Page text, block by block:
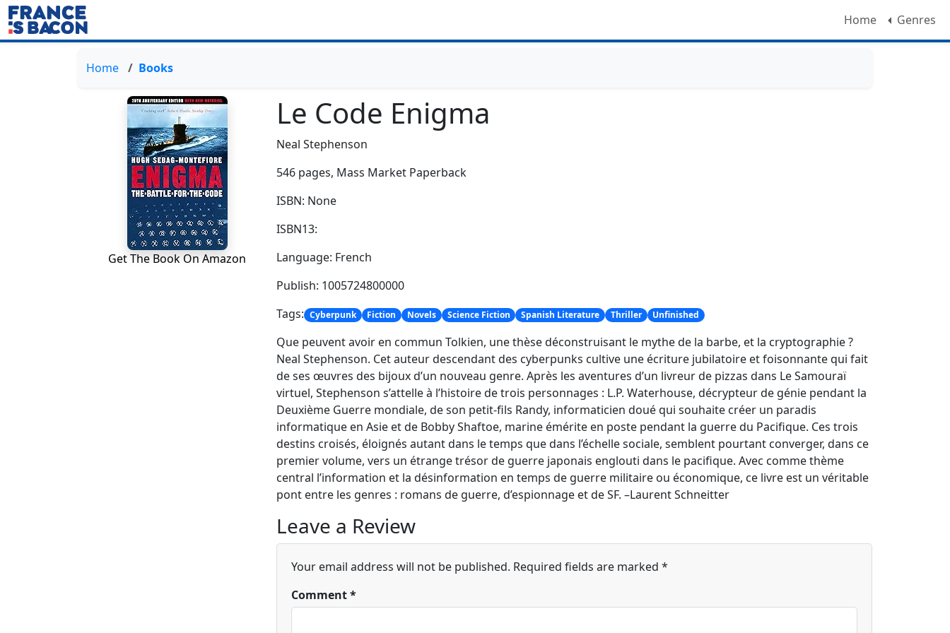
Home Genres
Home Books
Get The Book On Amazon
Le Code Enigma
Neal Stephenson
546 pages, Mass Market Paperback
ISBN: None
ISBN13:
Language: French
Publish: 1005724800000
Tags: Cyberpunk Fiction Novels Science Fiction Spanish Literature Thriller Unfinished
Que peuvent avoir en commun Tolkien, une thèse déconstruisant le mythe de la barbe, et la cryptographie ?
Neal Stephenson. Cet auteur descendant des cyberpunks cultive une écriture jubilatoire et foisonnante qui fait
de ses œuvres des bijoux d’un nouveau genre. Après les aventures d’un livreur de pizzas dans Le Samouraï
virtuel, Stephenson s’attelle à l’histoire de trois personnages : L.P. Waterhouse, décrypteur de génie pendant la
Deuxième Guerre mondiale, de son petit-fils Randy, informaticien doué qui souhaite créer un paradis
informatique en Asie et de Bobby Shaftoe, marine émérite en poste pendant la guerre du Pacifique. Ces trois
destins croisés, éloignés autant dans le temps que dans l’échelle sociale, semblent pourtant converger, dans ce
premier volume, vers un étrange trésor de guerre japonais englouti dans le pacifique. Avec comme thème
central l’information et la désinformation en temps de guerre militaire ou économique, ce livre est un véritable
pont entre les genres : romans de guerre, d’espionnage et de SF. –Laurent Schneitter
Leave a Review
Your email address will not be published. Required fields are marked *
Comment*